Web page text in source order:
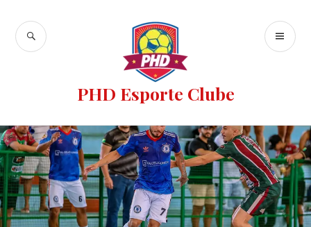
PHD Esporte Clube